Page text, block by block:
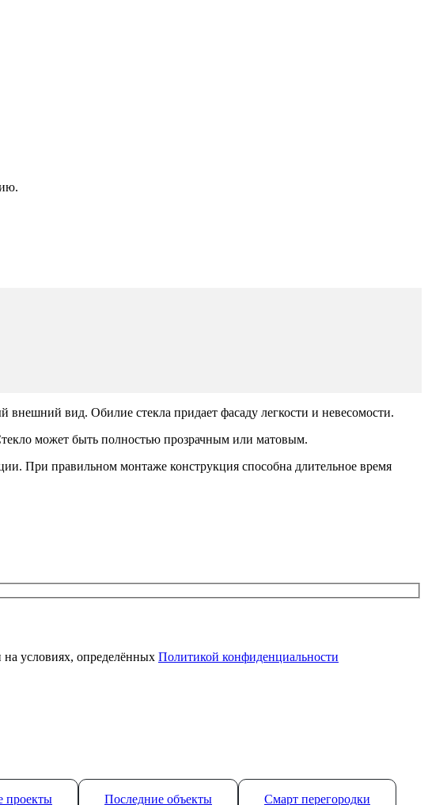
вид. Обилие стекла придает фасаду легкости и невесомости.
может быть полностью прозрачным или матовым.
При правильном монтаже конструкция способна длительное время
условиях, определённых Политикой конфиденциальности
проекты Последние объекты Смарт перегородки